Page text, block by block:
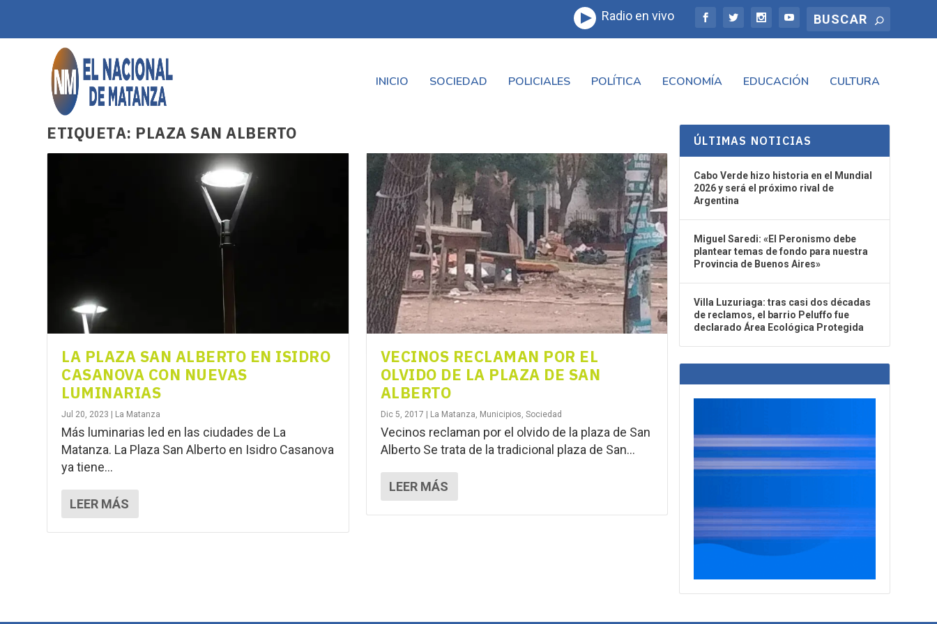
Radio en vivo
INICIO SOCIEDAD POLICIALES POLÍTICA ECONOMÍA EDUCACIÓN CULTURA
ETIQUETA: PLAZA SAN ALBERTO
LA PLAZA SAN ALBERTO EN ISIDRO
CASANOVA CON NUEVAS
LUMINARIAS
Jul 20, 2023 | La Matanza
Más luminarias led en las ciudades de La
Matanza. La Plaza San Alberto en Isidro Casanova
ya tiene...
LEER MÁS
VECINOS RECLAMAN POR EL
OLVIDO DE LA PLAZA DE SAN
ALBERTO
Dic 5, 2017 | La Matanza Municipios Sociedad
Vecinos reclaman por el olvido de la plaza de San
Alberto Se trata de la tradicional plaza de San...
LEER MÁS
ÚLTIMAS NOTICIAS
Cabo Verde hizo historia en el Mundial
2026 y será el próximo rival de
Argentina
Miguel Saredi: «El Peronismo debe
plantear temas de fondo para nuestra
Provincia de Buenos Aires»
Villa Luzuriaga: tras casi dos décadas
de reclamos, el barrio Peluffo fue
declarado Área Ecológica Protegida